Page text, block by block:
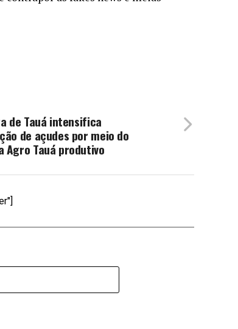
de Tauá intensifica
de açudes por meio do
Agro Tauá produtivo